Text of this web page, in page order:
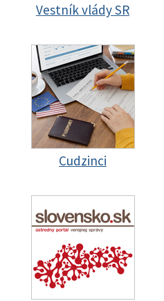
Vestník vlády SR
Cudzinci